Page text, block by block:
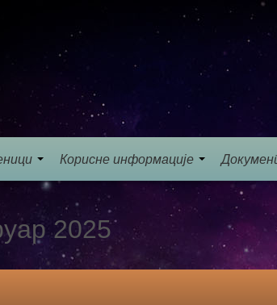
Корисне информације
2025